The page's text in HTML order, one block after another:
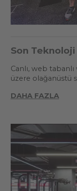
Son
Canlı, web
üzere olağanüstü
DAHA FAZLA